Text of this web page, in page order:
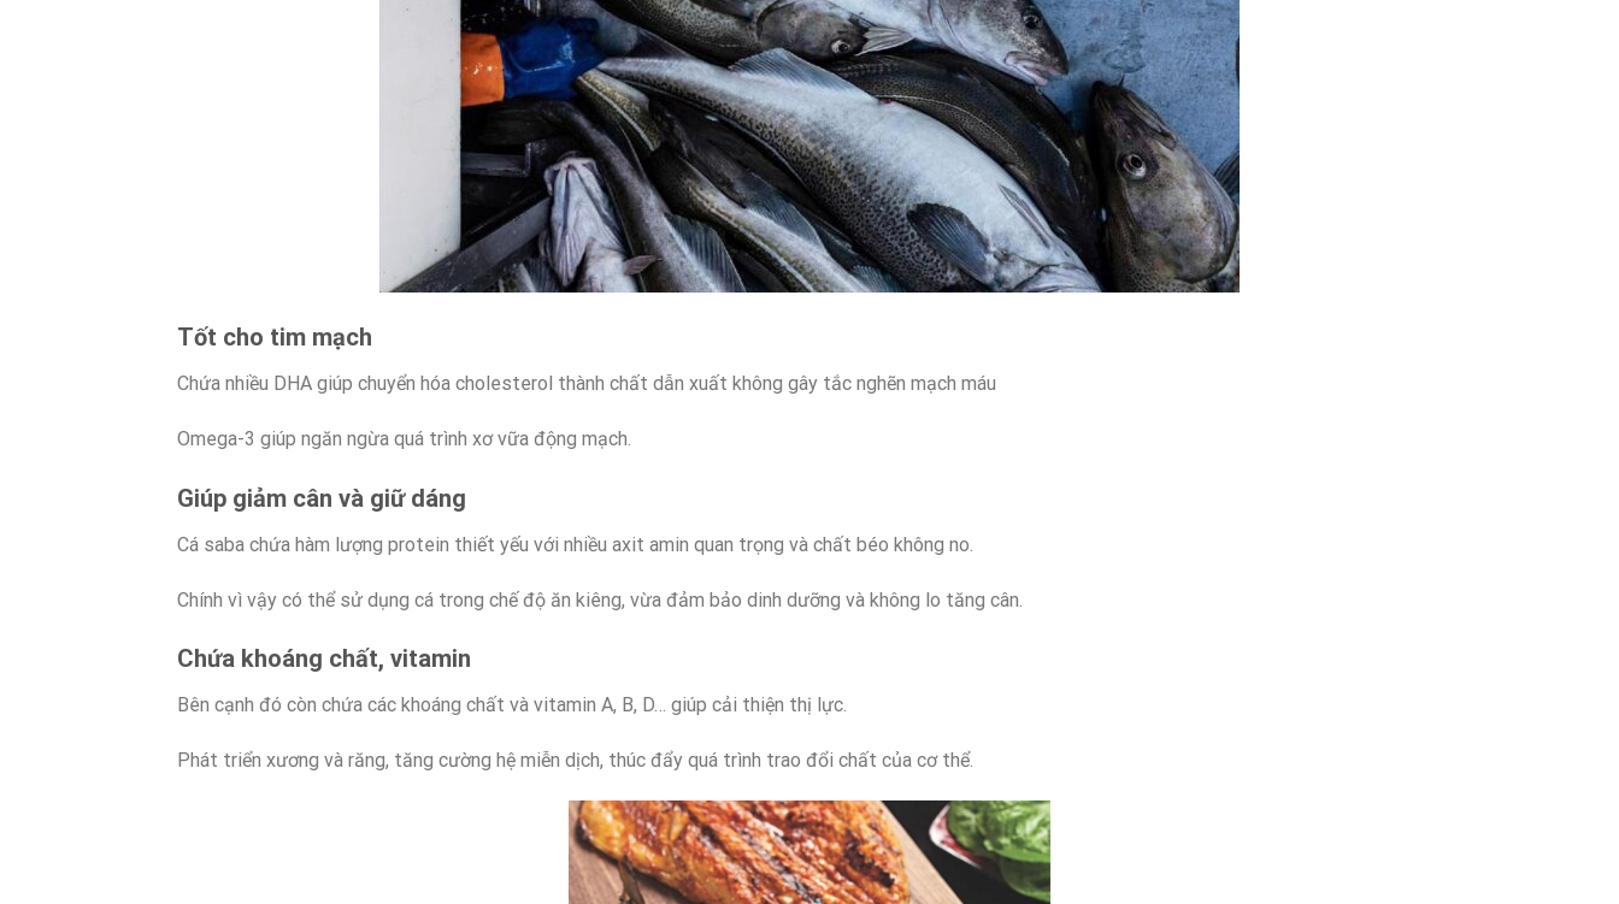
Tốt cho tim mạch
Chứa nhiều DHA giúp chuyển hóa cholesterol thành chất dẫn xuất không gây tắc nghẽn mạch máu
Omega-3 giúp ngăn ngừa quá trình xơ vữa động mạch.
Giúp giảm cân và giữ dáng
Cá saba chứa hàm lượng protein thiết yếu với nhiều axit amin quan trọng và chất béo không no.
Chính vì vậy có thể sử dụng cá trong chế độ ăn kiêng, vừa đảm bảo dinh dưỡng và không lo tăng cân.
Chứa khoáng chất, vitamin
Bên cạnh đó còn chứa các khoáng chất và vitamin A, B, D… giúp cải thiện thị lực.
Phát triển xương và răng, tăng cường hệ miễn dịch, thúc đẩy quá trình trao đổi chất của cơ thể.